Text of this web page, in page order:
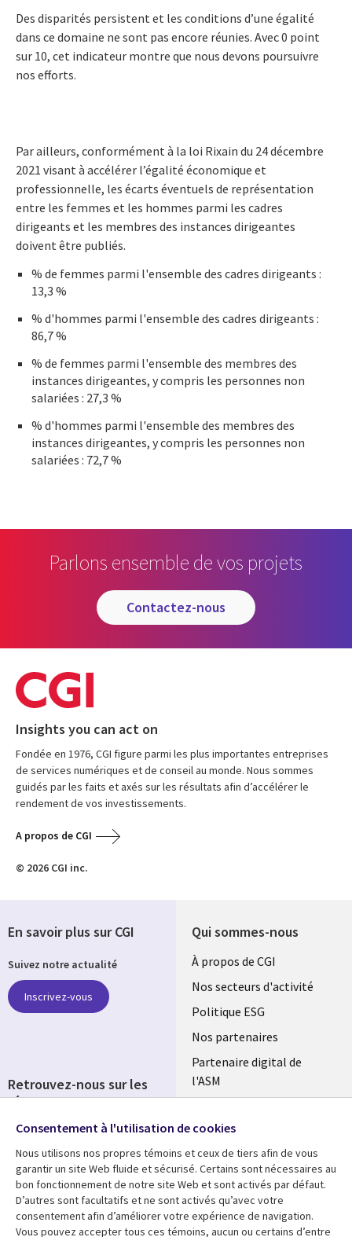
Des disparités persistent et les conditions d’une égalité
dans ce domaine ne sont pas encore réunies. Avec 0 point
sur 10, cet indicateur montre que nous devons poursuivre
nos efforts.
Par ailleurs, conformément à la loi Rixain du 24 décembre
2021 visant à accélérer l’égalité économique et
professionnelle, les écarts éventuels de représentation
entre les femmes et les hommes parmi les cadres
dirigeants et les membres des instances dirigeantes
doivent être publiés.
% de femmes parmi l'ensemble des cadres dirigeants :
13,3 %
% d'hommes parmi l'ensemble des cadres dirigeants :
86,7 %
% de femmes parmi l'ensemble des membres des
instances dirigeantes, y compris les personnes non
salariées : 27,3 %
% d'hommes parmi l'ensemble des membres des
instances dirigeantes, y compris les personnes non
salariées : 72,7 %
Parlons ensemble de vos projets
contactez-nous
Insights you can act on
Fondée en 1976, CGI figure parmi les plus importantes entreprises
de services numériques et de conseil au monde. Nous sommes
guidés par les faits et axés sur les résultats afin d’accélérer le
rendement de vos investissements.
A propos de CGI
© 2026 CGI inc.
Qui sommes-nous
Useful
links
FRANCE
À propos de CGI
Nos secteurs d'activité
Politique ESG
Nos partenaires
Partenaire digital de
l'ASM
Fusions
Ressources
Library
Articles
Support
Legal
Accessibilité
En savoir plus sur CGI
Suivez notre actualité
Inscrivez-vous
Retrouvez-nous sur les
réseaux
Social
Media
FRANCE
Consentement à l'utilisation de cookies
Nous utilisons nos propres témoins et ceux de tiers afin de vous
garantir un site Web fluide et sécurisé. Certains sont nécessaires au
bon fonctionnement de notre site Web et sont activés par défaut.
D’autres sont facultatifs et ne sont activés qu’avec votre
consentement afin d’améliorer votre expérience de navigation.
Vous pouvez accepter tous ces témoins, aucun ou certains d’entre